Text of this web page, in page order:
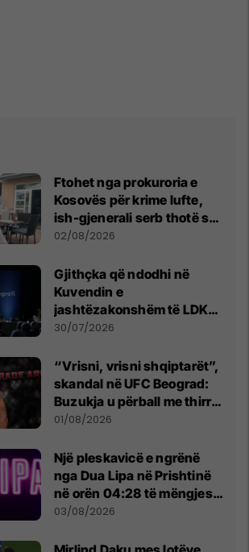
Ftohet nga prokuroria e
Kosovës për krime lufte,
ish-gjenerali serb thotë se
dikush e tradhtoi në
02/08/2026
Gjithçka që ndodhi në
Kuvendin e
jashtëzakonshëm të LDK-
së
30/07/2026
“Vrisni, vrisni shqiptarët”,
skandal në UFC Beograd:
Buzukja u përball me thirrje
anti-shqiptare nga
01/08/2026
Një pleskavicë e ngrënë
nga Dua Lipa në Prishtinë
në orën 04:28 të mëngjesit
- dhe bota digjitale serbe
03/08/2026